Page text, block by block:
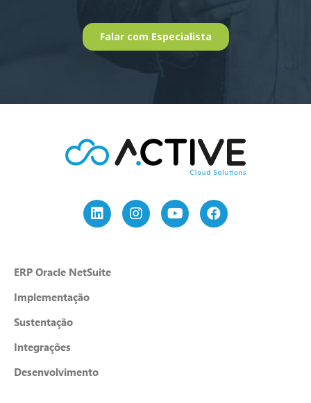
ERP Oracle NetSuite
Implementação
Sustentação
Integrações
Desenvolvimento